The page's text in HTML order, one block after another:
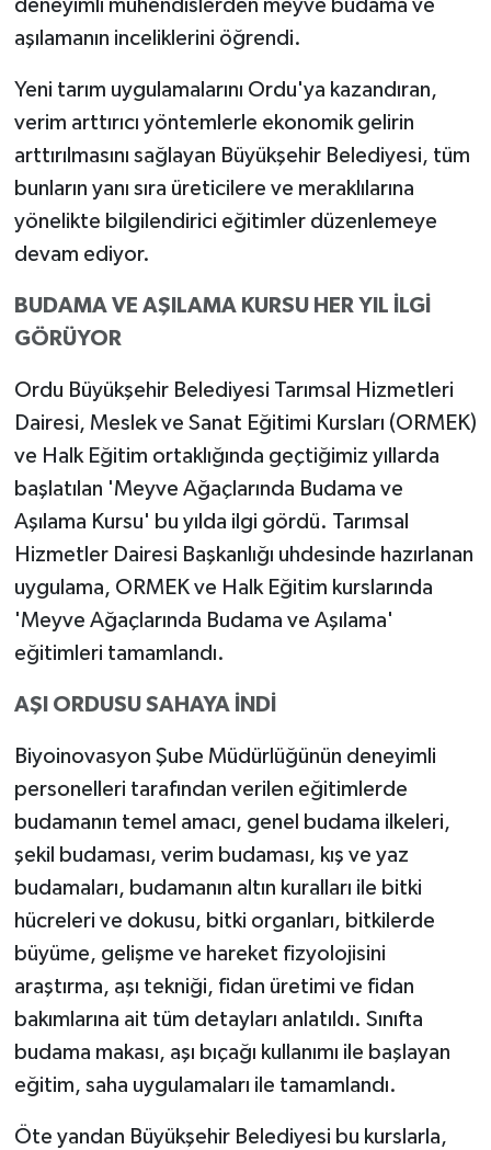
deneyimli mühendislerden meyve budama ve
aşılamanın inceliklerini öğrendi.
Yeni tarım uygulamalarını Ordu'ya kazandıran,
verim arttırıcı yöntemlerle ekonomik gelirin
arttırılmasını sağlayan Büyükşehir Belediyesi, tüm
bunların yanı sıra üreticilere ve meraklılarına
yönelikte bilgilendirici eğitimler düzenlemeye
devam ediyor.
BUDAMA VE AŞILAMA KURSU HER YIL İLGİ
GÖRÜYOR
Ordu Büyükşehir Belediyesi Tarımsal Hizmetleri
Dairesi, Meslek ve Sanat Eğitimi Kursları (ORMEK)
ve Halk Eğitim ortaklığında geçtiğimiz yıllarda
başlatılan 'Meyve Ağaçlarında Budama ve
Aşılama Kursu' bu yılda ilgi gördü. Tarımsal
Hizmetler Dairesi Başkanlığı uhdesinde hazırlanan
uygulama, ORMEK ve Halk Eğitim kurslarında
'Meyve Ağaçlarında Budama ve Aşılama'
eğitimleri tamamlandı.
AŞI ORDUSU SAHAYA İNDİ
Biyoinovasyon Şube Müdürlüğünün deneyimli
personelleri tarafından verilen eğitimlerde
budamanın temel amacı, genel budama ilkeleri,
şekil budaması, verim budaması, kış ve yaz
budamaları, budamanın altın kuralları ile bitki
hücreleri ve dokusu, bitki organları, bitkilerde
büyüme, gelişme ve hareket fizyolojisini
araştırma, aşı tekniği, fidan üretimi ve fidan
bakımlarına ait tüm detayları anlatıldı. Sınıfta
budama makası, aşı bıçağı kullanımı ile başlayan
eğitim, saha uygulamaları ile tamamlandı.
Öte yandan Büyükşehir Belediyesi bu kurslarla,